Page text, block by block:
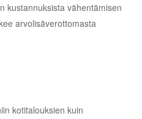
kustannuksista vähentämisen
arvolisäverottomasta
kotitalouksien kuin